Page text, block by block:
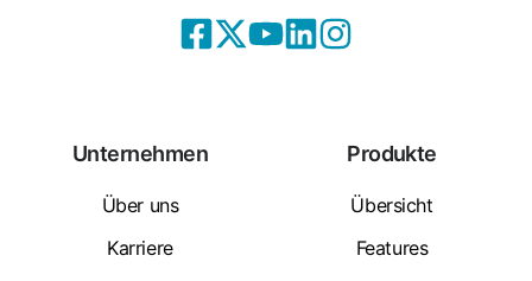
Unternehmen
Über uns
Karriere
Produkte
Übersicht
Features